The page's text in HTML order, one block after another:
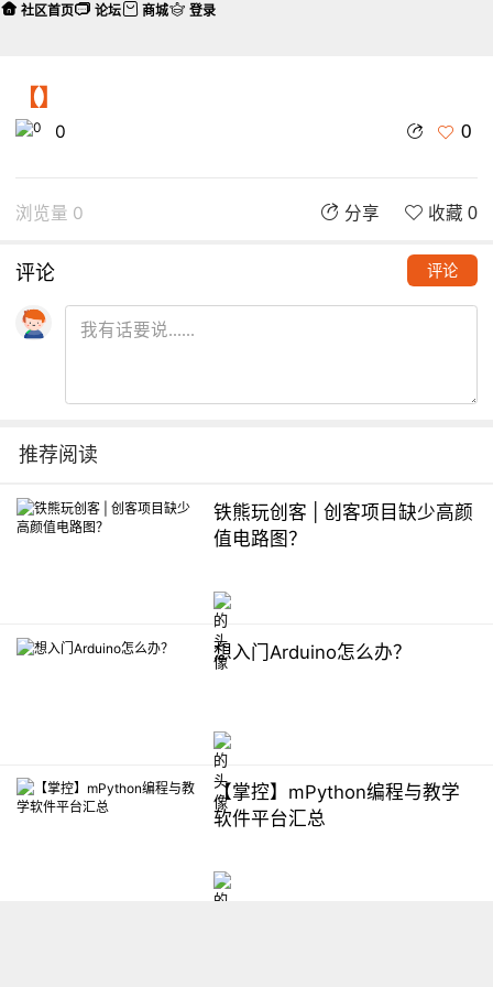
【】
0 0
浏览量 0 分享 收藏 0
评论 评论
推荐阅读
铁熊玩创客 | 创客项目缺少高颜
值电路图？
想入门Arduino怎么办？
【掌控】mPython编程与教学
软件平台汇总
社区首页 论坛 商城 登录